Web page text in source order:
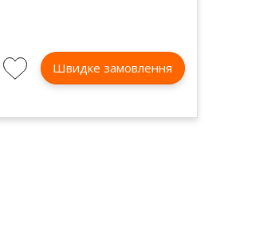
Швидке замовлення